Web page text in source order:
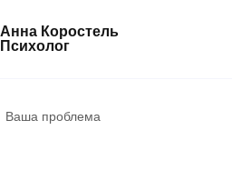
Анна Коростель
Психолог
Ваша проблема